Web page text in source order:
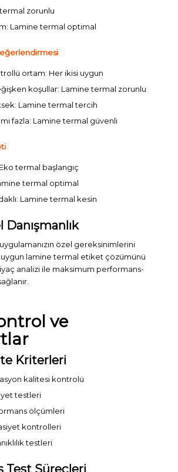
zorunlu
Lamine termal optimal
ortam: Her ikisi uygun
koşullar: Lamine termal zorunlu
Lamine termal tercih
fazla: Lamine termal güvenli
termal başlangıç
termal optimal
Lamine termal kesin
Danışmanlık
özel gereksinimlerini
lamine termal etiket çözümünü
analizi ile maksimum performans-
ve
Kriterleri
kalitesi kontrolü
testleri
ölçümleri
kontrolleri
testleri
Test Süreçleri